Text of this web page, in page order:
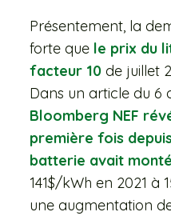
Présentement, la
forte que le prix du
facteur 10 de juillet
Dans un article du 6
Bloomberg NEF
première fois
batterie avait
141$/kWh en 2021 à
une augmentation